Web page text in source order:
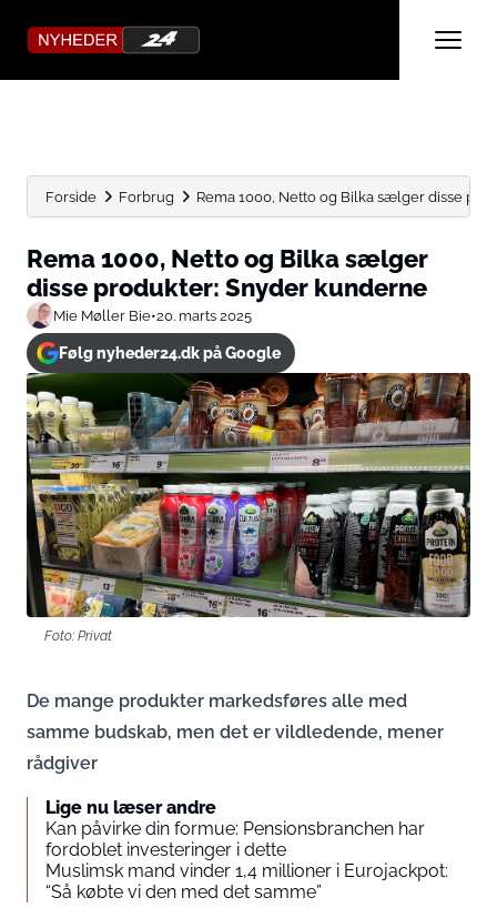
Forside Forbrug Rema 1000, Netto og Bilka sælger disse
Rema 1000, Netto og Bilka sælger
disse produkter: Snyder kunderne
Mie Møller Bie•20. marts 2025
Følg nyheder24.dk på Google
Foto: Privat
De mange produkter markedsføres alle med
samme budskab, men det er vildledende, mener
rådgiver
Lige nu læser andre
Kan påvirke din formue: Pensionsbranchen har
fordoblet investeringer i dette
Muslimsk mand vinder 1,4 millioner i Eurojackpot:
“Så købte vi den med det samme”